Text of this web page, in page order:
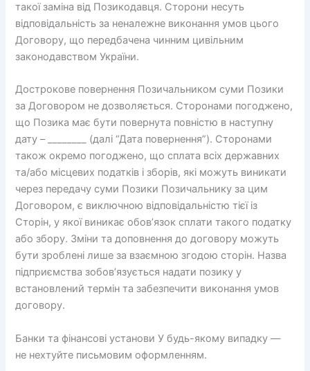
такої заміна від Позикодавця. Сторони несуть
відповідальність за неналежне виконання умов цього
Договору, що передбачена чинним цивільним
законодавством України.
Дострокове повернення Позичальником суми Позики
за Договором не дозволяється. Сторонами погоджено,
що Позика має бути повернута повністю в наступну
дату – ________ (далі “Дата повернення”). Сторонами
також окремо погоджено, що сплата всіх державних
та/або місцевих податків і зборів, які можуть виникати
через передачу суми Позики Позичальнику за цим
Договором, є виключною відповідальністю тієї із
Сторін, у якої виникає обов’язок сплати такого податку
або збору. Зміни та доповнення до договору можуть
бути зроблені лише за взаємною згодою сторін. Назва
підприємства зобов’язується надати позику у
встановлений термін та забезпечити виконання умов
договору.
Банки та фінансові установи У будь-якому випадку —
не нехтуйте письмовим оформленням.